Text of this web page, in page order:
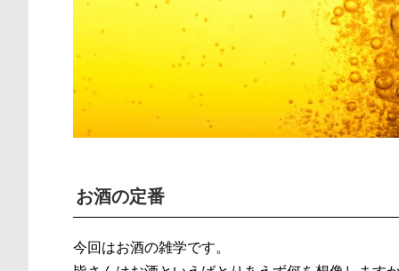
お酒の定番
今回はお酒の雑学です。